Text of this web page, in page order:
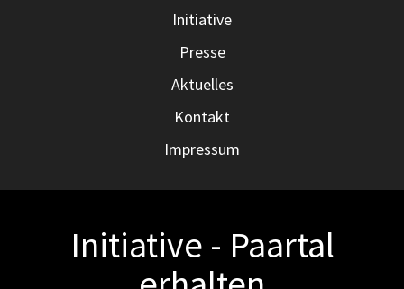
Initiative
Presse
Aktuelles
Kontakt
Impressum
Initiative - Paartal